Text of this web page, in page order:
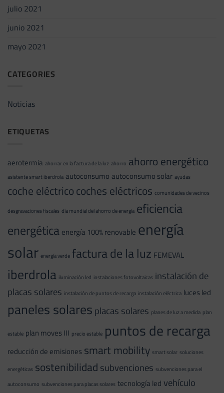
julio 2021
junio 2021
mayo 2021
CATEGORIES
Noticias
ETIQUETAS
aerotermia ahorrar en la factura de la luz ahorro ahorro energético
asistente smart iberdrola autoconsumo autoconsumo solar ayudas
coche eléctricocoches eléctricos comunidades de vecinos
desgravaciones fiscales día mundial del ahorro de energía eficiencia
energéticaenergía 100% renovable energía
solar energía verde factura de la luz FEMEVAL
iberdrola iluminación led instalaciones fotovoltaicas instalación de
placas solares instalación de puntos de recarga instalación eléctrica luces led
paneles solaresplacas solares planes de luz a medida plan
estable plan moves III precio estable puntos de recarga
reducción de emisiones smart mobility smart solar soluciones
energéticas sostenibilidadsubvenciones subvenciones para el
autoconsumo subvenciones para placas solares tecnología led vehículo